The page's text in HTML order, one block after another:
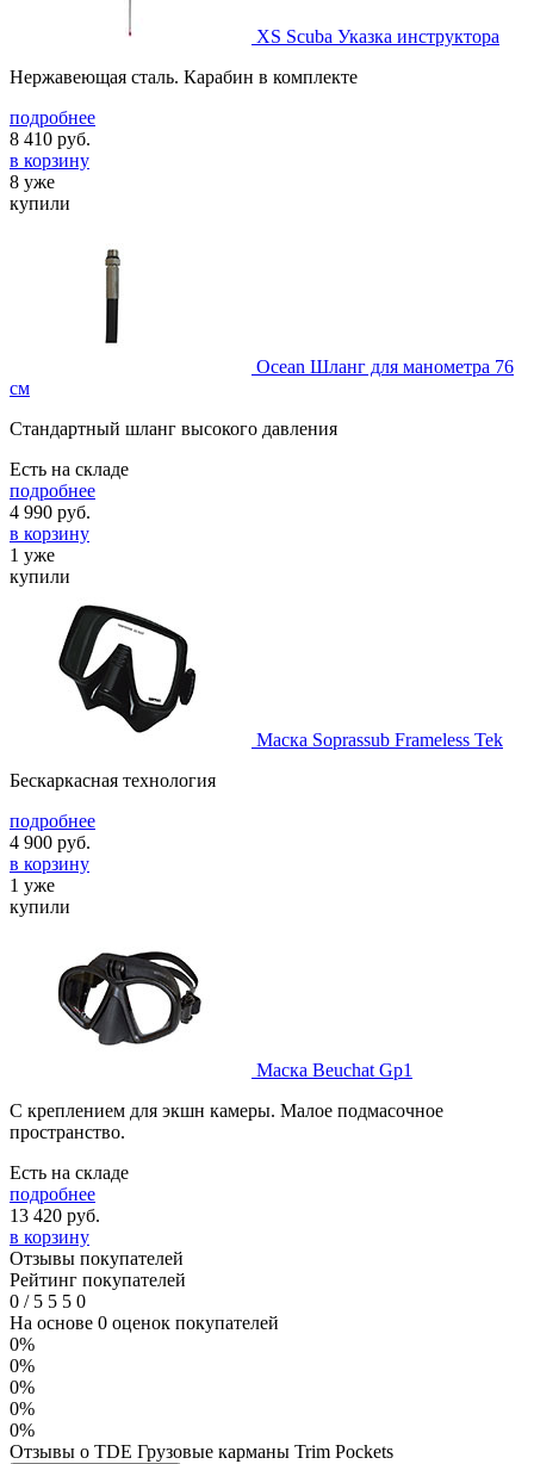
XS Scuba Указка инструктора
Нержавеющая сталь. Карабин в комплекте
подробнее
8 410 руб.
в корзину
8 уже
купили
Ocean Шланг для манометра 76
см
Стандартный шланг высокого давления
Есть на складе
подробнее
4 990 руб.
в корзину
1 уже
купили
Маска Soprassub Frameless Tek
Бескаркасная технология
подробнее
4 900 руб.
в корзину
1 уже
купили
Маска Beuchat Gp1
С креплением для экшн камеры. Малое подмасочное
пространство.
Есть на складе
подробнее
13 420 руб.
в корзину
Отзывы покупателей
Рейтинг покупателей
0 /5 5 5 0
На основе 0 оценок покупателей
0%
0%
0%
0%
0%
Отзывы о TDE Грузовые карманы Trim Pockets